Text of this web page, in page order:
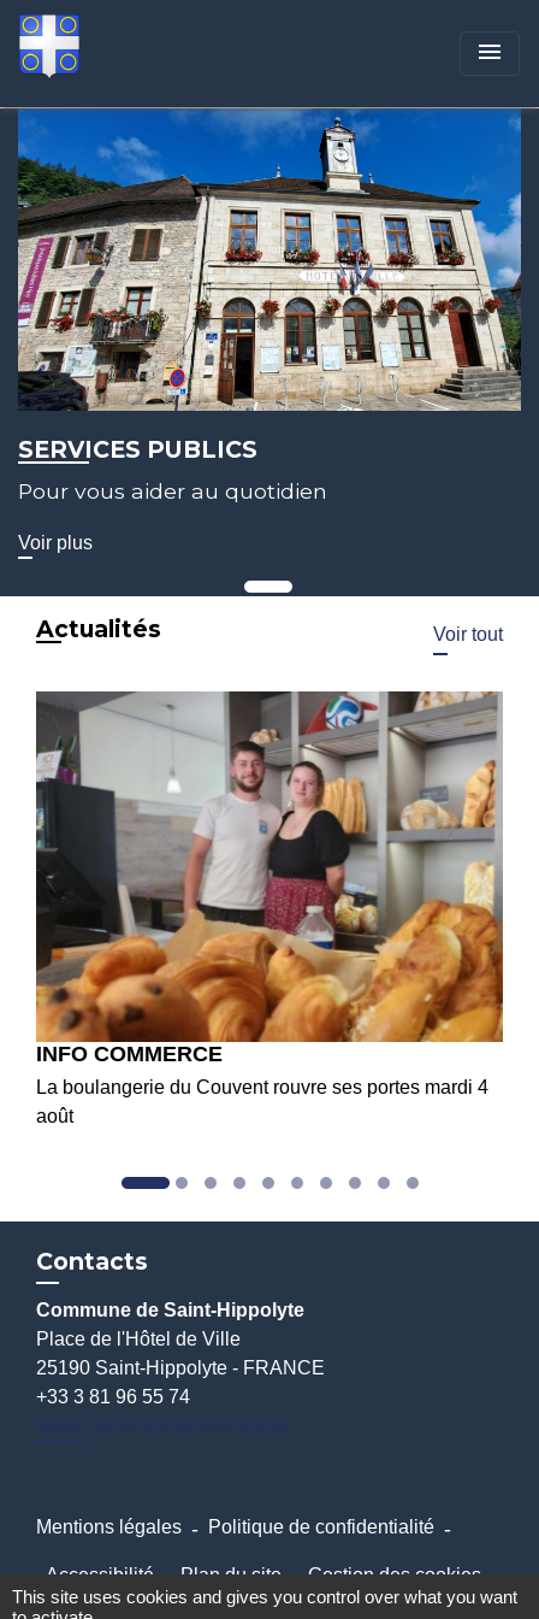
menu
SERVICES PUBLICS
Pour vous aider au quotidien
Voir plus
Actualités Voir tout
INFO COMMERCE
La boulangerie du Couvent rouvre ses portes mardi 4
août
Contacts
Commune de Saint-Hippolyte
Place de l'Hôtel de Ville
25190 Saint-Hippolyte - FRANCE
+33 3 81 96 55 74
Nous contacter par formulaire
Mentions légales - Politique de confidentialité -
Accessibilité Plan du site
Gestion des cookies
This site uses cookies and gives you control over what you want